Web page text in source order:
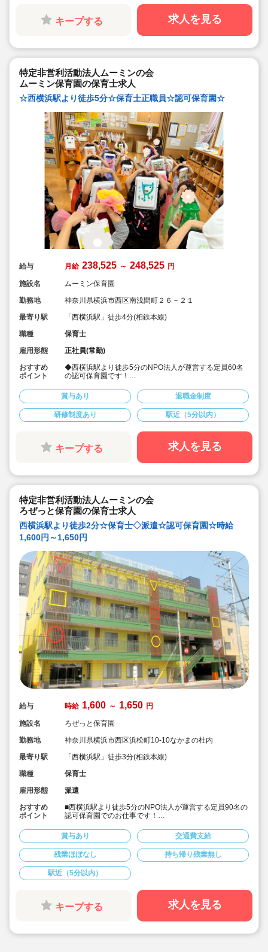
キープする 求人を見る
特定非営利活動法人ムーミンの会
ムーミン保育園の保育士求人
☆西横浜駅より徒歩5分☆保育士正職員☆認可保育園☆
給与 月給 238,525 ～ 248,525 円
施設名
ムーミン保育園
勤務地
神奈川県横浜市西区南浅間町２６－２１
最寄り駅
「西横浜駅」徒歩4分(相鉄本線)
職種
保育士
雇用形態
正社員(常勤)
おすすめ
ポイント
◆西横浜駅より徒歩5分のNPO法人が運営する定員60名
の認可保育園です！
含む）☆
◆賞与は年2回支給（実績2.0ヶ月）☆
◆宿舎借り上げ制度使用可！
◆産休育休・慶弔休暇・介護休暇取得OK！働きやすさを
賞与あり 退職金制度
研修制度あり 駅近（5分以内）
キープする 求人を見る
特定非営利活動法人ムーミンの会
ろぜっと保育園の保育士求人
西横浜駅より徒歩2分☆保育士◇派遣☆認可保育園☆時給
1,600円～1,650円
給与 時給 1,600 ～ 1,650 円
施設名
ろぜっと保育園
勤務地
神奈川県横浜市西区浜松町10-10なかまの杜内
最寄り駅
「西横浜駅」徒歩3分(相鉄本線)
職種
保育士
雇用形態
派遣
おすすめ
ポイント
■西横浜駅より徒歩5分のNPO法人が運営する定員90名の
認可保育園でのお仕事です！
転車、バイクでの通勤もご相談可能。
■時給1,600円～1,650円（交通費は別途支給）☆
■皆勤手当3,000円/月の支給あり（規定あり）☆
■実働8時間のシフト勤務に対応可能な方であれば週3日
以上でもご相談可能です！週5日勤務できる方は歓迎いた
します！
選択肢があり、プライベートとのバランスも取りやすい♪
賞与あり 交通費支給
残業ほぼなし 持ち帰り残業無し
駅近（5分以内）
キープする 求人を見る